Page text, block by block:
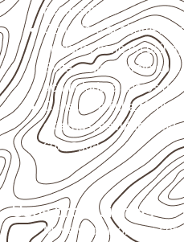
necessário.
Considere acabamento
qualquer corte ou
Evite contato direto
acumulada e apoios
Consulte a ficha
externas, estruturais ou
com água.
Usos profissionais do
Móveis, divisórias e